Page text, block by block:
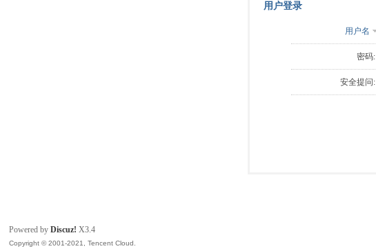
用户登录
用户名
密码:
安全提问:
Powered byDiscuz! X3.4
Copyright © 2001-2021, Tencent Cloud.